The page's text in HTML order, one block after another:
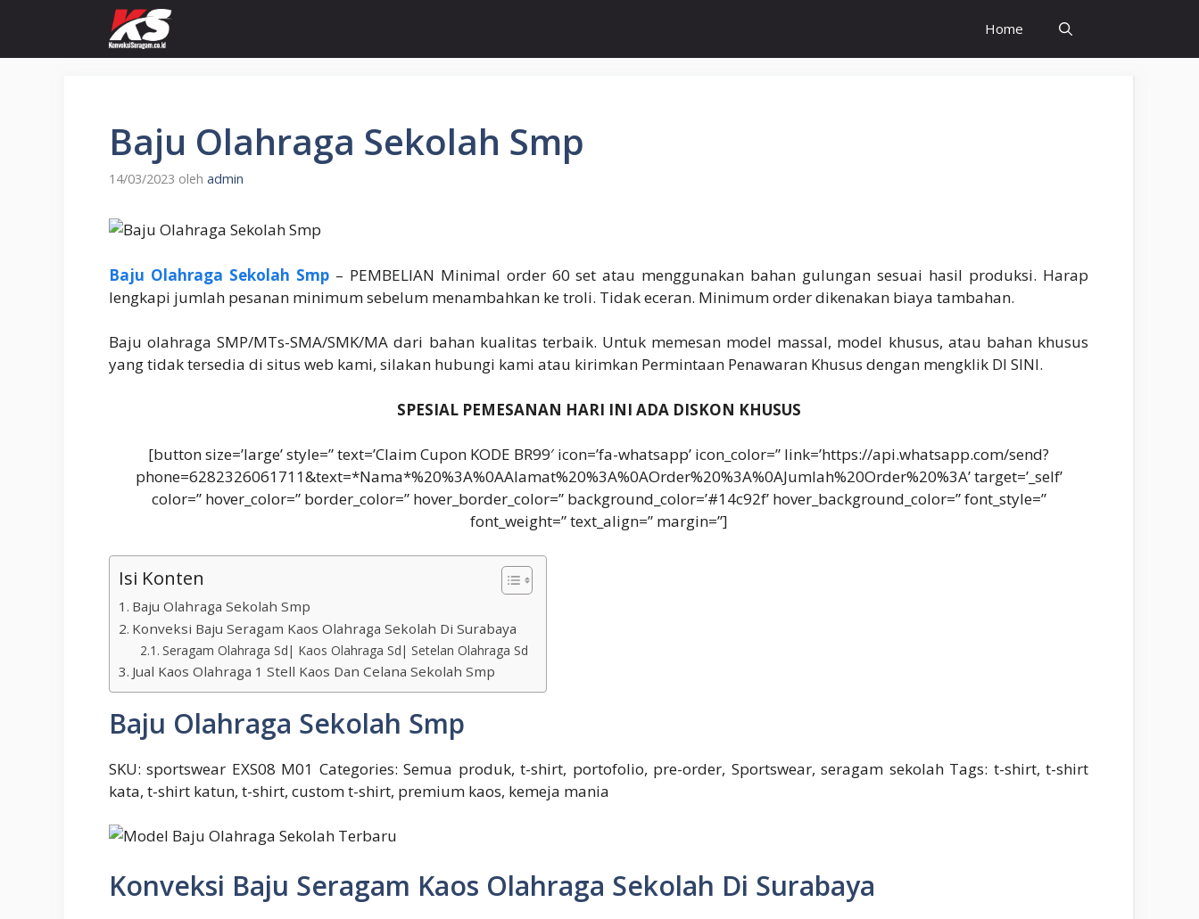
isi
Home
Baju Olahraga Sekolah Smp
14/03/2023 oleh admin
Baju Olahraga Sekolah Smp– PEMBELIAN Minimal order 60 set atau menggunakan bahan gulungan sesuai hasil produksi. Harap
lengkapi jumlah pesanan minimum sebelum menambahkan ke troli. Tidak eceran. Minimum order dikenakan biaya tambahan.
Baju olahraga SMP/MTs-SMA/SMK/MA dari bahan kualitas terbaik. Untuk memesan model massal, model khusus, atau bahan khusus
yang tidak tersedia di situs web kami, silakan hubungi kami atau kirimkan Permintaan Penawaran Khusus dengan mengklik DI SINI.
SPESIAL PEMESANAN HARI INI ADA DISKON KHUSUS
[button size=’large’ style=” text=’Claim Cupon KODE BR99′ icon=’fa-whatsapp’ icon_color=” link=’https://api.whatsapp.com/send?
phone=6282326061711&text=*Nama*%20%3A%0AAlamat%20%3A%0AOrder%20%3A%0AJumlah%20Order%20%3A’ target=’_self’
color=” hover_color=” border_color=” hover_border_color=” background_color=’#14c92f’ hover_background_color=” font_style=”
font_weight=” text_align=” margin=”]
Isi Konten
Baju Olahraga Sekolah Smp
Konveksi Baju Seragam Kaos Olahraga Sekolah Di Surabaya
Seragam Olahraga Sd| Kaos Olahraga Sd| Setelan Olahraga Sd
Jual Kaos Olahraga 1 Stell Kaos Dan Celana Sekolah Smp
Baju Olahraga Sekolah Smp
SKU: sportswear EXS08 M01 Categories: Semua produk, t-shirt, portofolio, pre-order, Sportswear, seragam sekolah Tags: t-shirt, t-shirt
kata, t-shirt katun, t-shirt, custom t-shirt, premium kaos, kemeja mania
Konveksi Baju Seragam Kaos Olahraga Sekolah Di Surabaya